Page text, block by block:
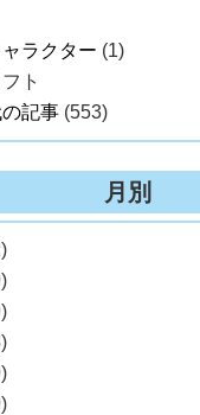
ラクター (1)
ト
記事 (553)
月別